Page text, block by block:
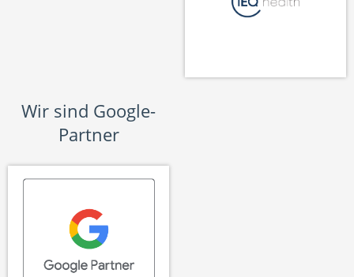
Wir sind Google-
Partner